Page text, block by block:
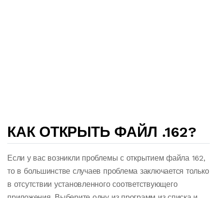
КАК ОТКРЫТЬ ФАЙЛ .162?
Если у вас возникли проблемы с открытием файла 162,
то в большинстве случаев проблема заключается только
в отсутствии установленного соответствующего